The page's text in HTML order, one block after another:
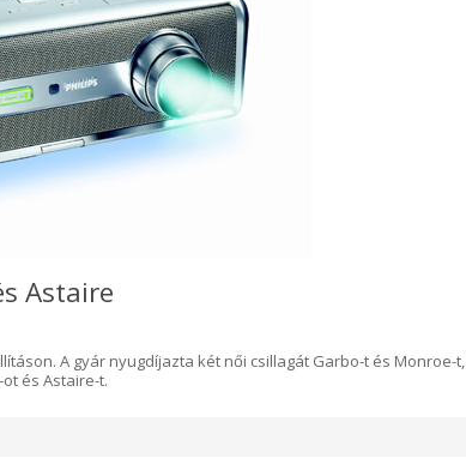
Astaire
A gyár nyugdíjazta két női csillagát Garbo-t és Monroe-t,
és Astaire-t.